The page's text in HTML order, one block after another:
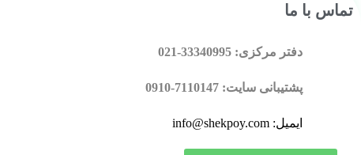
تماس با ما
دفتر مرکزی: 33340995-021
پشتیبانی سایت: 7110147-0910
ایمیل: info@shekpoy.com